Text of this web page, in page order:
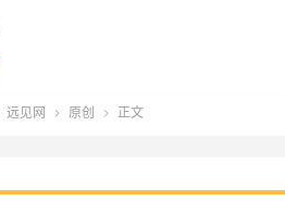
远见网  原创  正文